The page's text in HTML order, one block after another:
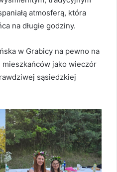
atmosferą, która
na długie godziny.
w Grabicy na pewno na
mieszkańców jako wieczór
sąsiedzkiej